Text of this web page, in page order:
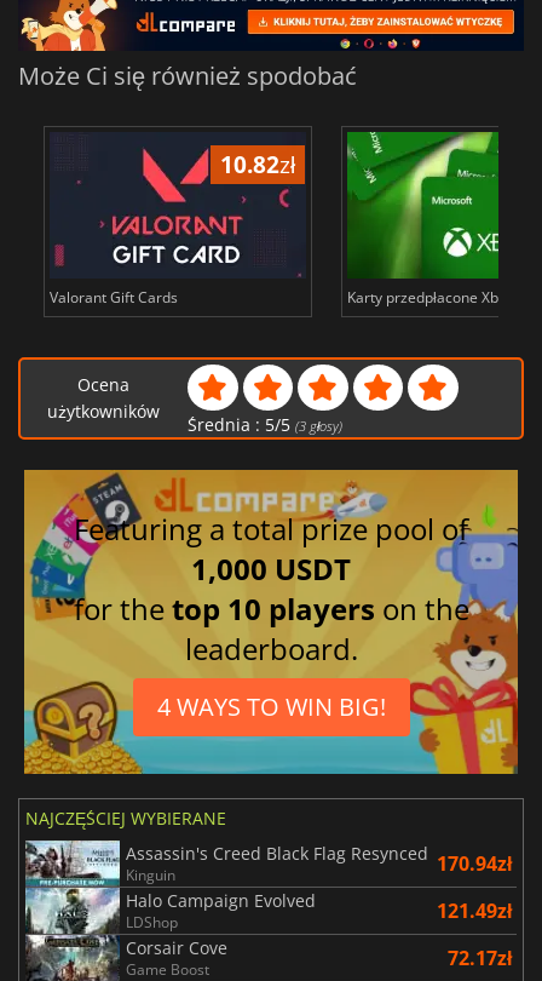
Może Ci się również spodobać
10.82zł
Valorant Gift Cards Karty przedpłacone Xbox
Ocena
użytkowników
Średnia : 5/5 (3głosy)
Featuring a total prize pool of
1,000 USDT
for thetop 10 players on the
leaderboard.
4 WAYS TO WIN BIG!
NAJCZĘŚCIEJ WYBIERANE
Assassin's Creed Black Flag Resynced
Kinguin 170.94zł
Halo Campaign Evolved
LDShop 121.49zł
Corsair Cove
Game Boost 72.17zł